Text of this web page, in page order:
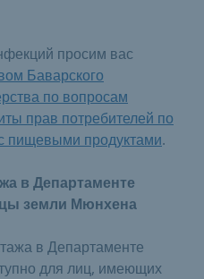
просим вас
Баварского
по вопросам
прав потребителей по
пищевыми продуктами.
в Департаменте
земли Мюнхена
в Департаменте
для лиц, имеющих